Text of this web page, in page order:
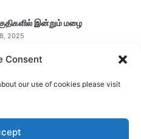
Consent
our use of cookies please visit
இன்றும் மழை
2025
More